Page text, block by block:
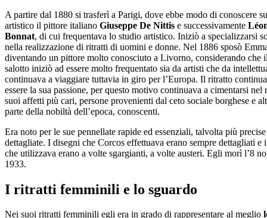
A partire dal 1880 si trasferì a Parigi, dove ebbe modo di conoscere
artistico il pittore italiano Giuseppe De Nittis e successivamente
Bonnat, di cui frequentava lo studio artistico. Iniziò a specializzarsi
nella realizzazione di ritratti di uomini e donne. Nel 1886 sposò
diventando un pittore molto conosciuto a Livorno, considerando che
salotto iniziò ad essere molto frequentato sia da artisti che da
continuava a viaggiare tuttavia in giro per l’Europa. Il ritratto
essere la sua passione, per questo motivo continuava a cimentarsi nel
suoi affetti più cari, persone provenienti dal ceto sociale borghese e
parte della nobiltà dell’epoca, conoscenti.
Era noto per le sue pennellate rapide ed essenziali, talvolta più
dettagliate. I disegni che Corcos effettuava erano sempre dettagliati e
che utilizzava erano a volte sgargianti, a volte austeri. Egli morì l’8
1933.
I ritratti femminili e lo sguardo
Nei suoi ritratti femminili egli era in grado di rappresentare al meglio